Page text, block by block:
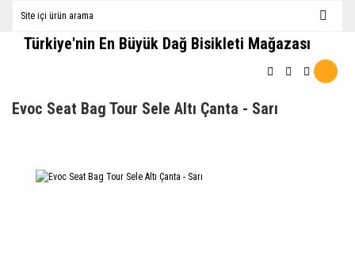
Türkiye'nin En Büyük Dağ Bisikleti Mağazası
Evoc Seat Bag Tour Sele Altı Çanta - Sarı